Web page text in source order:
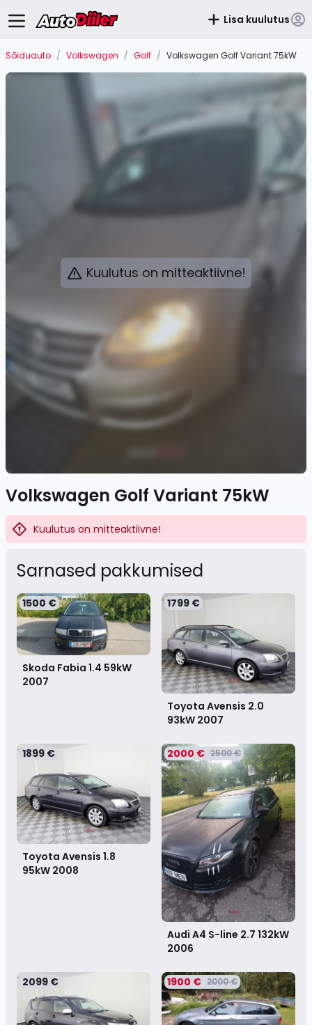
Lisa kuulutus
Sõiduauto / Volkswagen / Golf / Volkswagen Golf Variant 75kW
Kuulutus on mitteaktiivne!
Volkswagen Golf Variant 75kW
Kuulutus on mitteaktiivne!
Sarnased pakkumised
1500 €
Skoda Fabia 1.4 59kW
2007
1799 €
Toyota Avensis 2.0
93kW 2007
1899 €
Toyota Avensis 1.8
95kW 2008
2000 € 2500 €
Audi A4 S-line 2.7 132kW
2006
2099 € 1900 € 2000 €